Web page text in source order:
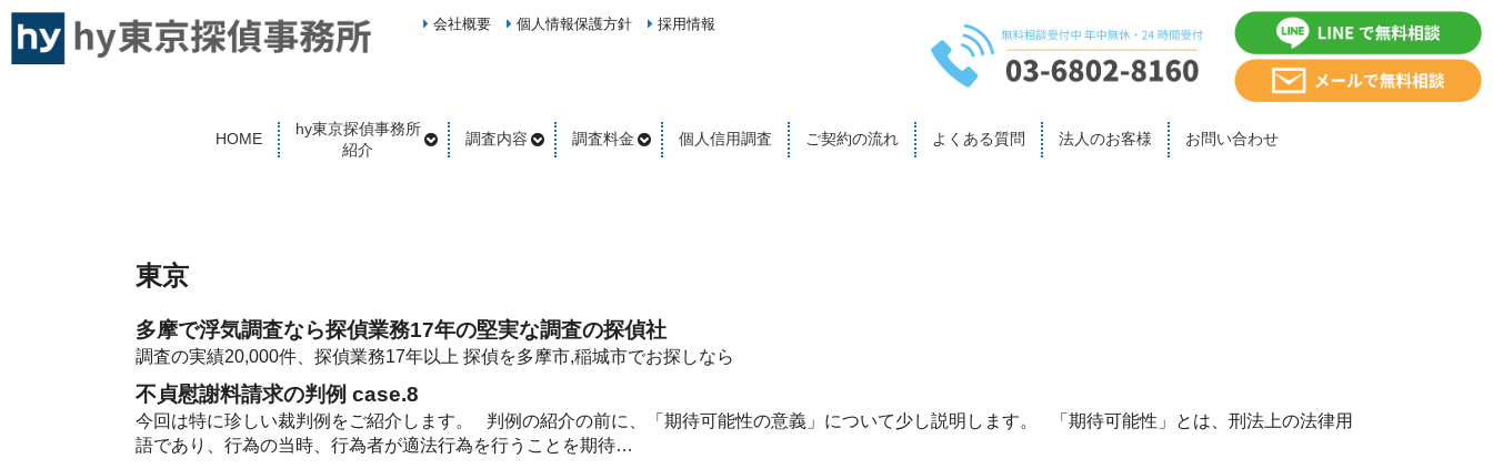
会社概要 個人情報保護方針 採用情報
HOME
hy東京探偵事務所
紹介
調査内容 調査料金 個人信用調査 ご契約の流れ よくある質問 法人のお客様 お問い合わせ
東京
多摩で浮気調査なら探偵業務17年の堅実な調査の探偵社
調査の実績20,000件、探偵業務17年以上 探偵を多摩市,稲城市でお探しなら
不貞慰謝料請求の判例 case.8
今回は特に珍しい裁判例をご紹介します。 判例の紹介の前に、「期待可能性の意義」について少し説明します。 「期待可能性」とは、刑法上の法律用
語であり、行為の当時、行為者が適法行為を行うことを期待…